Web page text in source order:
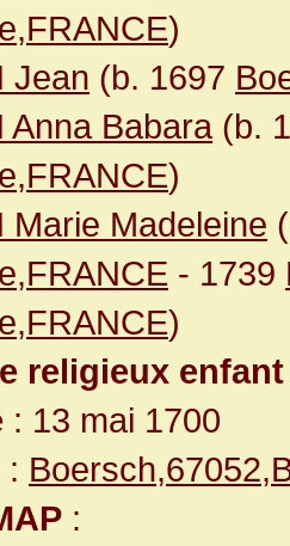
)
Jean (b. 1697
Anna Babara(b.
)
Marie Madeleine
- 1739
)
religieux enfant
: 13 mai 1700
:
: